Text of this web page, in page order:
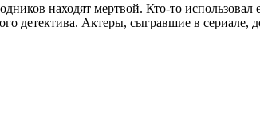
находят мертвой. Кто-то
детектива. Актеры, сыгравшие в